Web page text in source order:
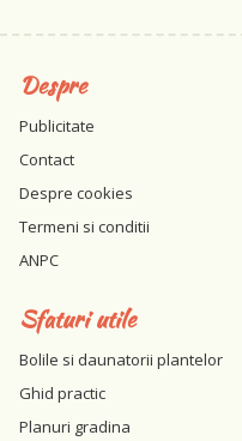
Despre
Publicitate
Contact
Despre cookies
Termeni si conditii
ANPC
Sfaturi utile
Bolile si daunatorii plantelor
Ghid practic
Planuri gradina